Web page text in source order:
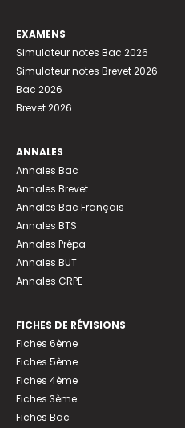
EXAMENS
Simulateur notes Bac 2026
Simulateur notes Brevet 2026
Bac 2026
Brevet 2026
ANNALES
Annales Bac
Annales Brevet
Annales Bac Français
Annales BTS
Annales Prépa
Annales BUT
Annales CRPE
FICHES DE RÉVISIONS
Fiches 6ème
Fiches 5ème
Fiches 4ème
Fiches 3ème
Fiches Bac